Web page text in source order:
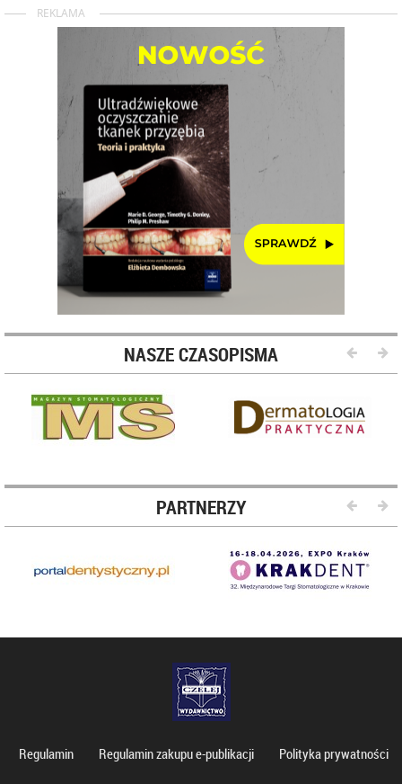
REKLAMA
NASZE CZASOPISMA
PARTNERZY
Regulamin Regulamin zakupu e-publikacji Polityka prywatności